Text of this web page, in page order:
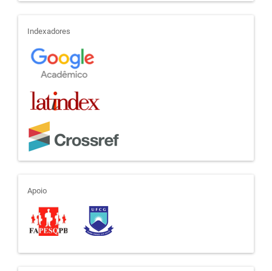
indexadores
Indexadores
apoio
Apoio